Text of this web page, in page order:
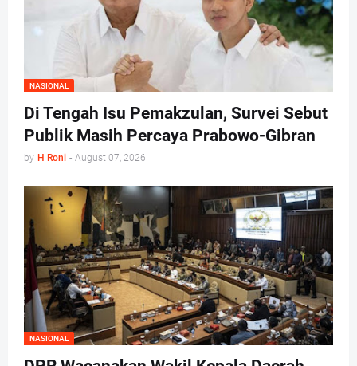
NASIONAL
Di Tengah Isu Pemakzulan, Survei Sebut
Publik Masih Percaya Prabowo-Gibran
by H Roni - August 07, 2026
NASIONAL